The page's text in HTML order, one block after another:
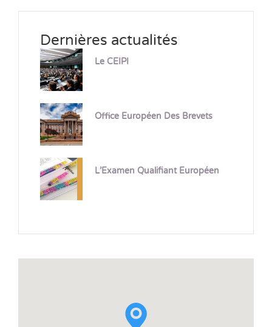
Dernières actualités
Le CEIPI
Office Européen Des Brevets
L’Examen Qualifiant Européen